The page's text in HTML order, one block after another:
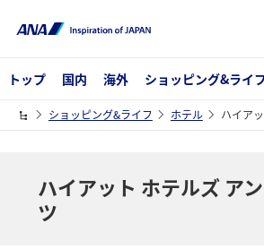
トップ 国内 海外 ショッピング&ライ
ショッピング&ライフ ホテル ハイア
ハイアット ホテルズ ア
ツ